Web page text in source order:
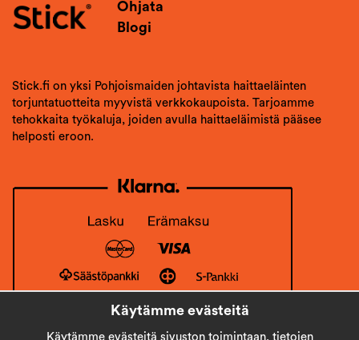
Ohjata
Blogi
Stick.fi on yksi Pohjoismaiden johtavista haittaeläinten
torjuntatuotteita myyvistä verkkokaupoista. Tarjoamme
tehokkaita työkaluja, joiden avulla haittaeläimistä pääsee
helposti eroon.
Käytämme evästeitä
Käytämme evästeitä sivuston toimintaan, tietojen